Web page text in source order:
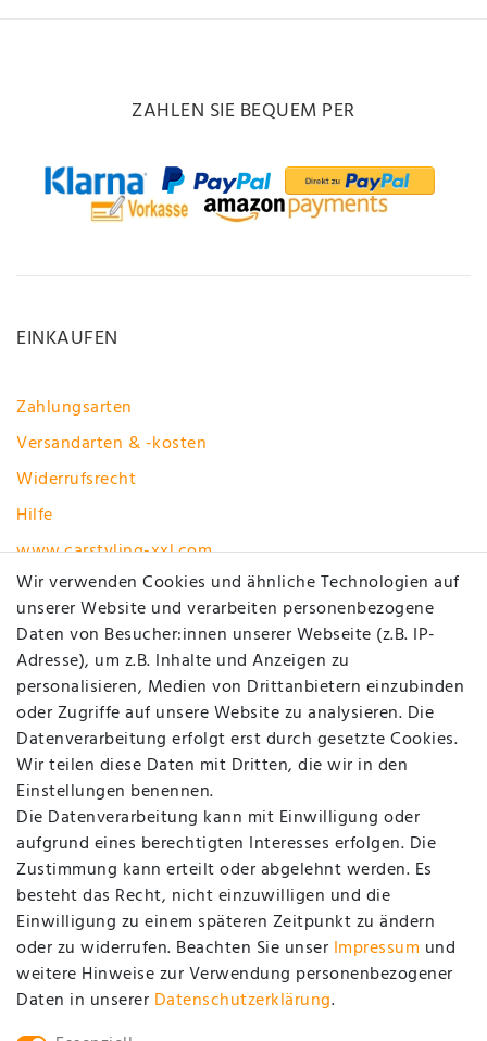
ZAHLEN SIE BEQUEM PER
EINKAUFEN
Zahlungsarten
Versandarten & -kosten
Widerrufsrecht
Hilfe
www.carstyling-xxl.com
Vertrag widerrufen
MEIN KONTO
Registrieren
Login
UNTERNEHMEN
Kontakt
Datenschutzerklärung
AGB / Kundeninformationen
Impressum
Wir verwenden Cookies und ähnliche Technologien auf
unserer Website und verarbeiten personenbezogene
Daten von Besucher:innen unserer Webseite (z.B. IP-
Adresse), um z.B. Inhalte und Anzeigen zu
personalisieren, Medien von Drittanbietern einzubinden
oder Zugriffe auf unsere Website zu analysieren. Die
Datenverarbeitung erfolgt erst durch gesetzte Cookies.
Wir teilen diese Daten mit Dritten, die wir in den
Einstellungen benennen.
Die Datenverarbeitung kann mit Einwilligung oder
aufgrund eines berechtigten Interesses erfolgen. Die
Zustimmung kann erteilt oder abgelehnt werden. Es
besteht das Recht, nicht einzuwilligen und die
Einwilligung zu einem späteren Zeitpunkt zu ändern
oder zu widerrufen. Beachten Sie unser Impressum und
weitere Hinweise zur Verwendung personenbezogener
Daten in unserer Daten­schutz­erklärung.